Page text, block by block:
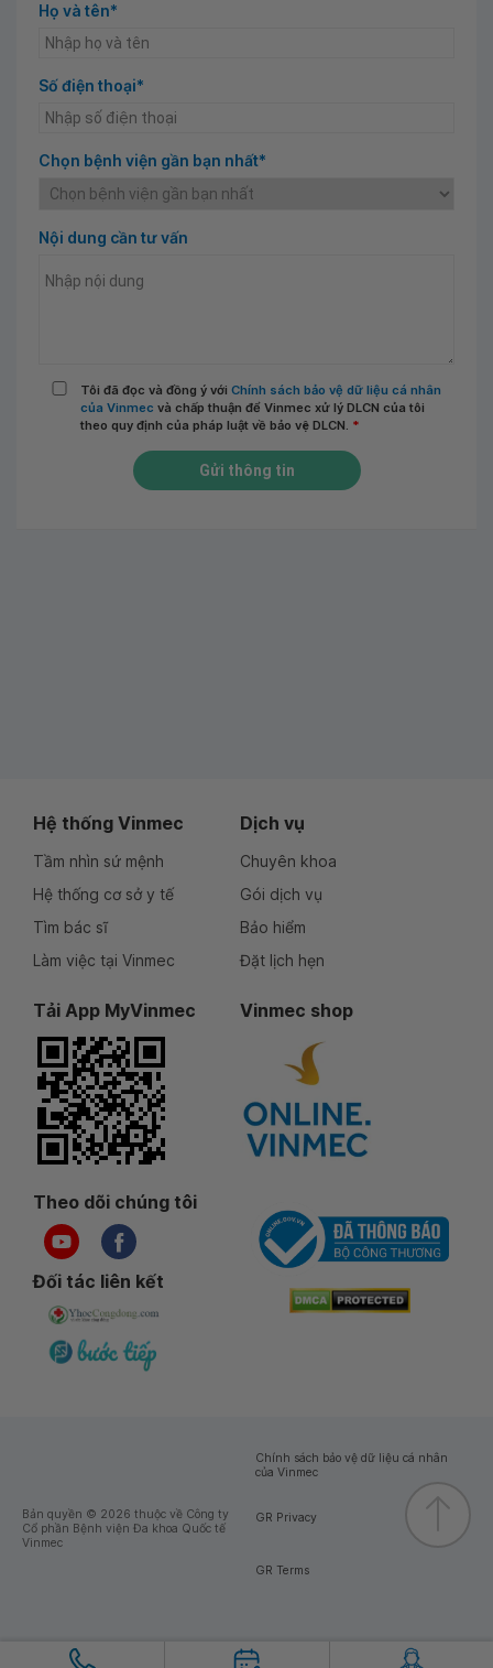
Họ và tên*
Số điện thoại*
Chọn bệnh viện gần bạn nhất*
Nội dung cần tư vấn
Tôi đã đọc và đồng ý với Chính sách bảo vệ dữ liệu cá nhân
của Vinmec và chấp thuận để Vinmec xử lý DLCN của tôi
theo quy định của pháp luật về bảo vệ DLCN. *
Gửi thông tin
Hệ thống Vinmec
Tầm nhìn sứ mệnh
Hệ thống cơ sở y tế
Tìm bác sĩ
Làm việc tại Vinmec
Dịch vụ
Chuyên khoa
Gói dịch vụ
Bảo hiểm
Đặt lịch hẹn
Tải App MyVinmec Vinmec shop
Theo dõi chúng tôi
Đối tác liên kết
Bản quyền © 2026 thuộc về Công ty
Cổ phần Bệnh viện Đa khoa Quốc tế
Vinmec
Chính sách bảo vệ dữ liệu cá nhân
của Vinmec
GR Privacy
GR Terms